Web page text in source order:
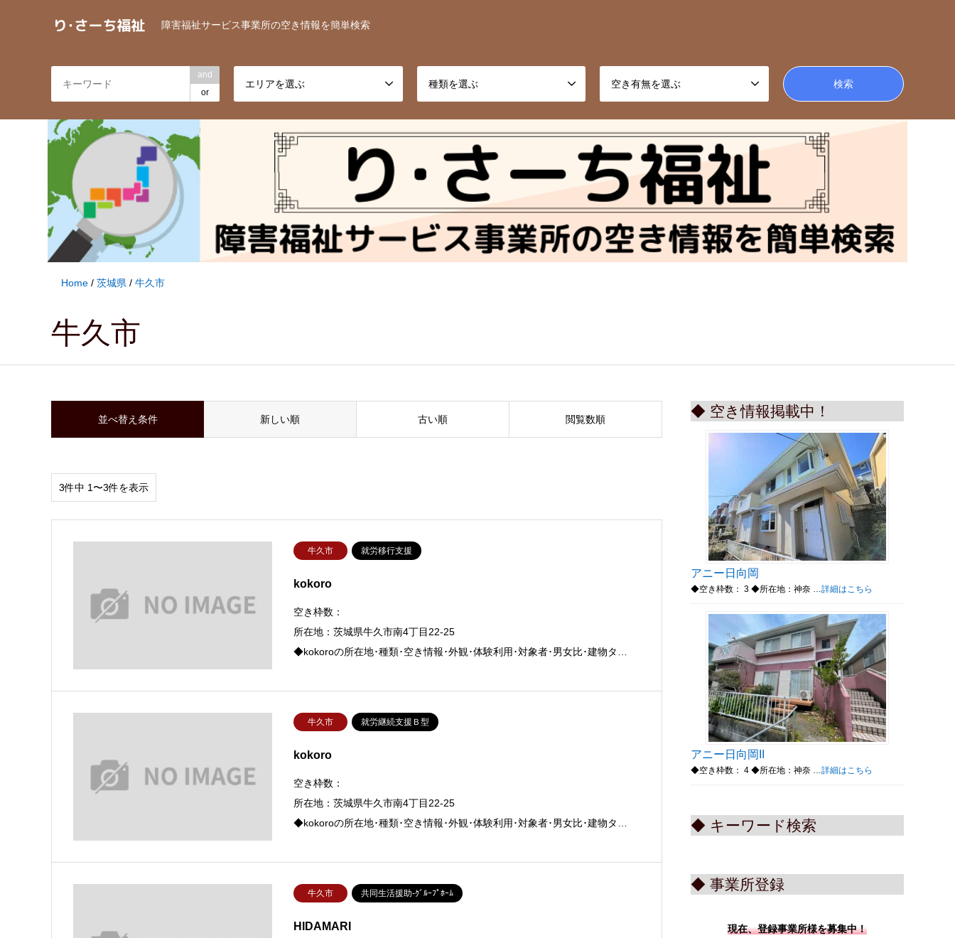
障害福祉サービス事業所の空き情報を簡単検索
and
or
エリアを選ぶ 種類を選ぶ 空き有無を選ぶ
Home / 茨城県 / 牛久市
牛久市
並べ替え条件 新しい順 古い順 閲覧数順
3件中 1〜3件を表示
牛久市 就労移行支援
kokoro
空き枠数：
所在地：茨城県牛久市南4丁目22-25
◆kokoroの所在地･種類･空き情報･外観･体験利用･対象者･男女比･建物タ…
牛久市 就労継続支援Ｂ型
kokoro
空き枠数：
所在地：茨城県牛久市南4丁目22-25
◆kokoroの所在地･種類･空き情報･外観･体験利用･対象者･男女比･建物タ…
牛久市 共同生活援助-ｸﾞﾙｰﾌﾟﾎｰﾑ
HIDAMARI
◆ 空き情報掲載中！
アニー日向岡
◆空き枠数： 3 ◆所在地：神奈 … 詳細はこちら
アニー日向岡II
◆空き枠数： 4 ◆所在地：神奈 … 詳細はこちら
◆ キーワード検索
◆ 事業所登録
現在、登録事業所様を募集中！